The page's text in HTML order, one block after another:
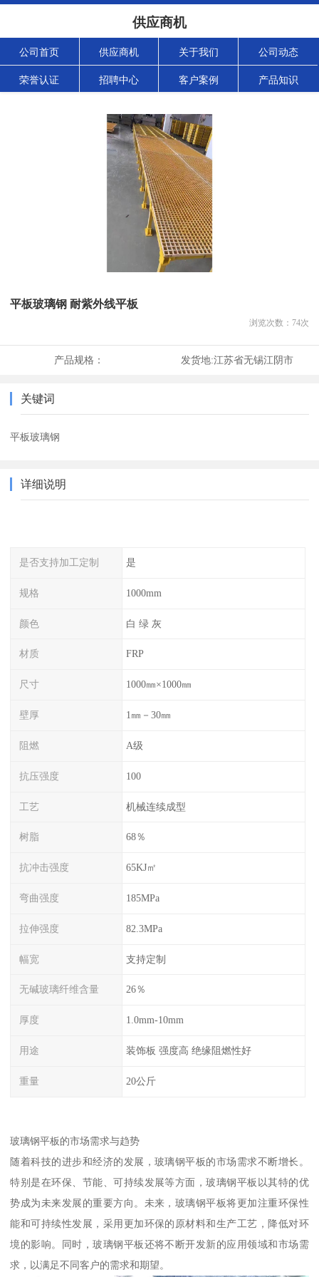
供应商机
公司首页 供应商机 关于我们 公司动态
荣誉认证 招聘中心 客户案例 产品知识
平板玻璃钢 耐紫外线平板
浏览次数： 74次
产品规格： 发货地:江苏省无锡江阴市
关键词
平板玻璃钢
详细说明
是否支持加工定制 是
规格 1000mm
颜色 白 绿 灰
材质 FRP
尺寸 1000㎜×1000㎜
壁厚 1㎜－30㎜
阻燃 A级
抗压强度 100
工艺 机械连续成型
树脂 68％
抗冲击强度 65KJ㎡
弯曲强度 185MPa
拉伸强度 82.3MPa
幅宽 支持定制
无碱玻璃纤维含量 26％
厚度 1.0mm-10mm
用途 装饰板 强度高 绝缘阻燃性好
重量 20公斤
玻璃钢平板的市场需求与趋势
随着科技的进步和经济的发展，玻璃钢平板的市场需求不断增长。
特别是在环保、节能、可持续发展等方面，玻璃钢平板以其特的优
势成为未来发展的重要方向。未来，玻璃钢平板将更加注重环保性
能和可持续性发展，采用更加环保的原材料和生产工艺，降低对环
境的影响。同时，玻璃钢平板还将不断开发新的应用领域和市场需
求，以满足不同客户的需求和期望。